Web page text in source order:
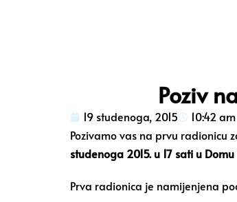
Poziv
19 studenoga, 2015
10:42 am
Pozivamo vas na prvu radionicu
studenoga 2015. u 17 sati u
Prva radionica je namijenjena